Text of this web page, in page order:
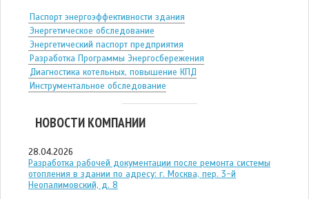
Паспорт энергоэффективности здания
Энергетическое обследование
Энергетический паспорт предприятия
Разработка Программы Энергосбережения
Диагностика котельных, повышение КПД
Инструментальное обследование
НОВОСТИ КОМПАНИИ
28.04.2026
Разработка рабочей документации после ремонта системы
отопления в здании по адресу: г. Москва, пер. 3-й
Неопалимовский, д. 8